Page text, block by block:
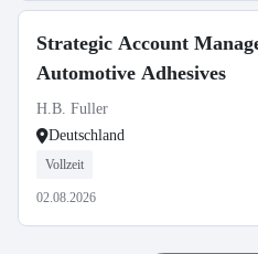
Strategic Account
Automotive Adhesives
H.B. Fuller
Deutschland
Vollzeit
02.08.2026